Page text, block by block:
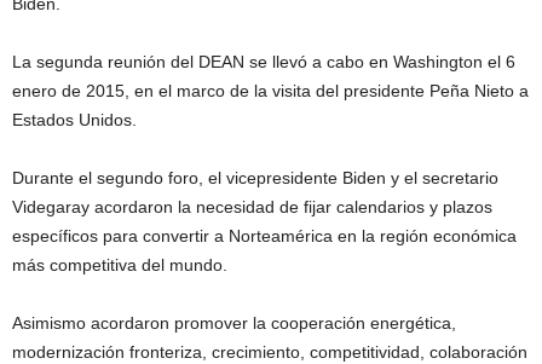
La segunda reunión del DEAN se llevó a cabo en Washington el 6
enero de 2015, en el marco de la visita del presidente Peña Nieto a
Estados Unidos.
Durante el segundo foro, el vicepresidente Biden y el secretario
Videgaray acordaron la necesidad de fijar calendarios y plazos
específicos para convertir a Norteamérica en la región económica
más competitiva del mundo.
Asimismo acordaron promover la cooperación energética,
modernización fronteriza, crecimiento, competitividad, colaboración